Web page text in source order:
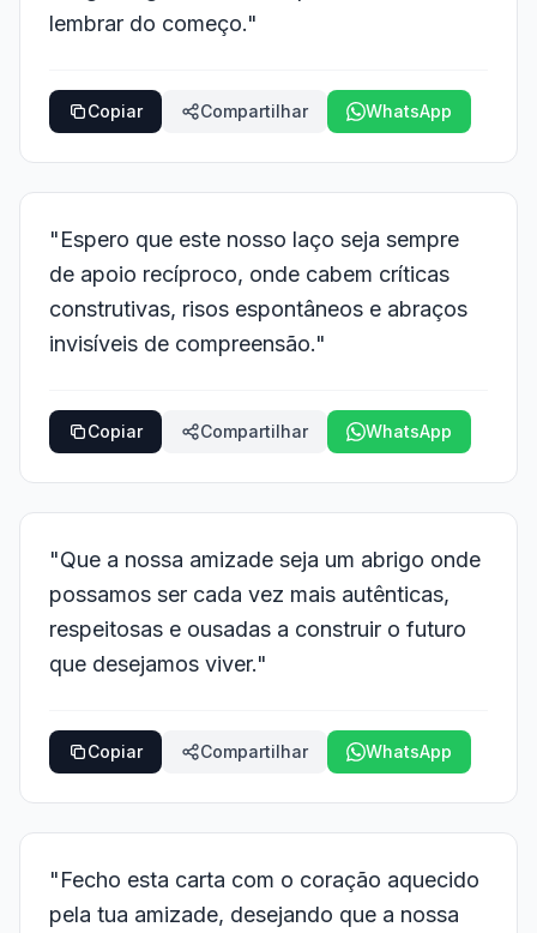
lembrar do começo."
Copiar Compartilhar WhatsApp
"Espero que este nosso laço seja sempre
de apoio recíproco, onde cabem críticas
construtivas, risos espontâneos e abraços
invisíveis de compreensão."
Copiar Compartilhar WhatsApp
"Que a nossa amizade seja um abrigo onde
possamos ser cada vez mais autênticas,
respeitosas e ousadas a construir o futuro
que desejamos viver."
Copiar Compartilhar WhatsApp
"Fecho esta carta com o coração aquecido
pela tua amizade, desejando que a nossa